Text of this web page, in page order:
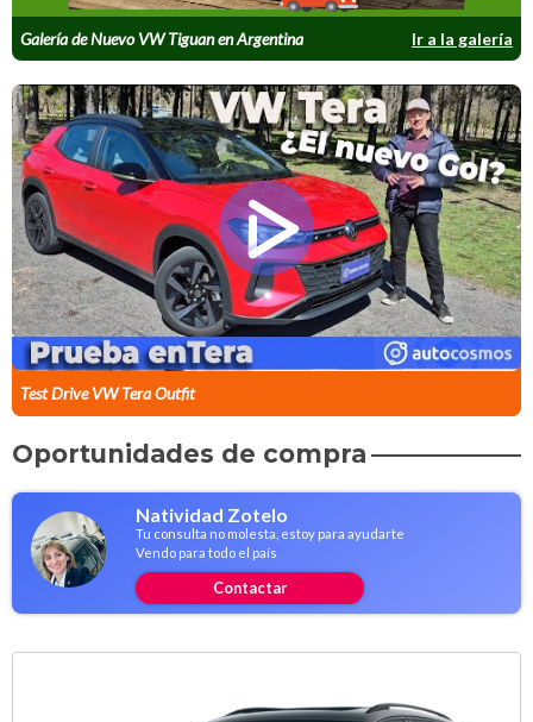
Galería de Nuevo VW Tiguan en Argentina Ir a la galería
Test Drive VW Tera Outfit
Oportunidades de compra
Natividad Zotelo
Tu consulta no molesta, estoy para ayudarte
Vendo para todo el país
Contactar